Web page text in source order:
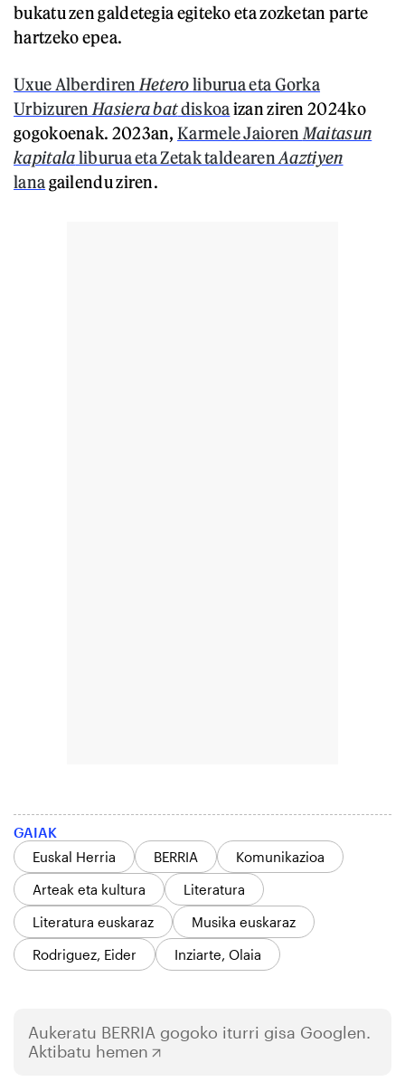
bukatu zen galdetegia egiteko eta zozketan parte
hartzeko epea.
Uxue Alberdiren Heteroliburua eta Gorka
Urbizuren Hasiera batdiskoaizan ziren 2024ko
gogokoenak. 2023an,Karmele Jaioren Maitasun
kapitalaliburua eta Zetak taldearenAaztiyen
lanagailendu ziren.
GAIAK
Euskal Herria
BERRIA
Komunikazioa
Arteak eta kultura
Literatura
Literatura euskaraz
Musika euskaraz
Rodriguez, Eider
Inziarte, Olaia
Aukeratu BERRIA gogoko iturri gisa Googlen.
Aktibatu hemen